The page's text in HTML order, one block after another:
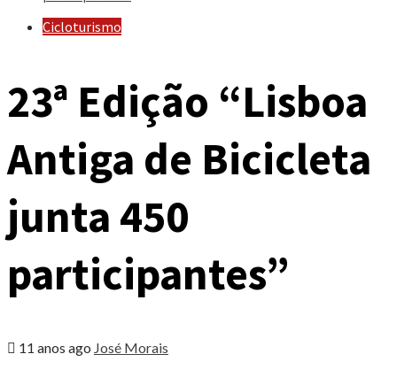
Cicloturismo
23ª Edição “Lisboa
Antiga de Bicicleta
junta 450
participantes”
11 anos ago José Morais